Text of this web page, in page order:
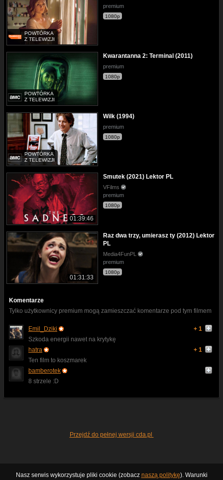
POWTÓRKA
Z TELEWIZJI
premium
1080p
POWTÓRKA
Z TELEWIZJI
Kwarantanna 2: Terminal (2011)
premium
1080p
POWTÓRKA
Z TELEWIZJI
Wilk (1994)
premium
1080p
01:39:46
Smutek (2021) Lektor PL
VFilms
premium
1080p
01:31:33
Raz dwa trzy, umierasz ty (2012) Lektor
PL
Media4FunPL
premium
1080p
Komentarze
Tylko użytkownicy premium mogą zamieszczać komentarze pod tym filmem
Emil_Dziki
+ 1
Szkoda energii nawet na krytykę
hatra
+ 1
Ten film to koszmarek
bamberotek
8 strzele :D
Przejdź do pełnej wersji cda.pl
Nasz serwis wykorzystuje pliki cookie (zobacz naszą politykę). Warunki